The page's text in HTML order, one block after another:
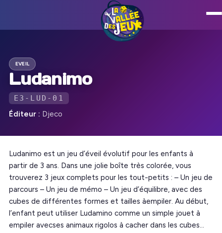
EVEIL
Ludanimo
E3-LUD-01
Éditeur : Djeco
Ludanimo est un jeu d’éveil évolutif pour les enfants à
partir de 3 ans. Dans une jolie boîte très colorée, vous
trouverez 3 jeux complets pour les tout-petits : – Un jeu de
parcours – Un jeu de mémo – Un jeu d’équilibre, avec des
cubes de différentes formes et tailles àempiler. Au début,
l’enfant peut utiliser Ludamino comme un simple jouet à
empiler avecses animaux rigolos à cacher dans les cubes…